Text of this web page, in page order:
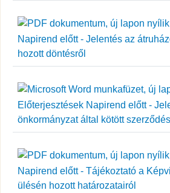
Napirend előtt - Jelentés az
hozott döntésről
Előterjesztések Napirend előtt -
önkormányzat által kötött
Napirend előtt - Tájékoztató a
ülésén hozott határozatairól